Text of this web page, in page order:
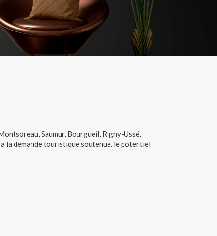
Saumur, Bourgueil, Rigny-Ussé,
la demande touristique soutenue. le potentiel